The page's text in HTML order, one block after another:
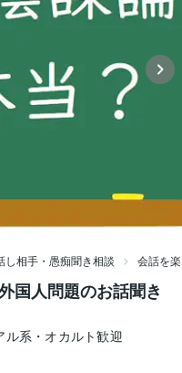
し相手・愚痴聞き相談 会話を
国人問題のお話聞き
ル系・オカルト歓迎